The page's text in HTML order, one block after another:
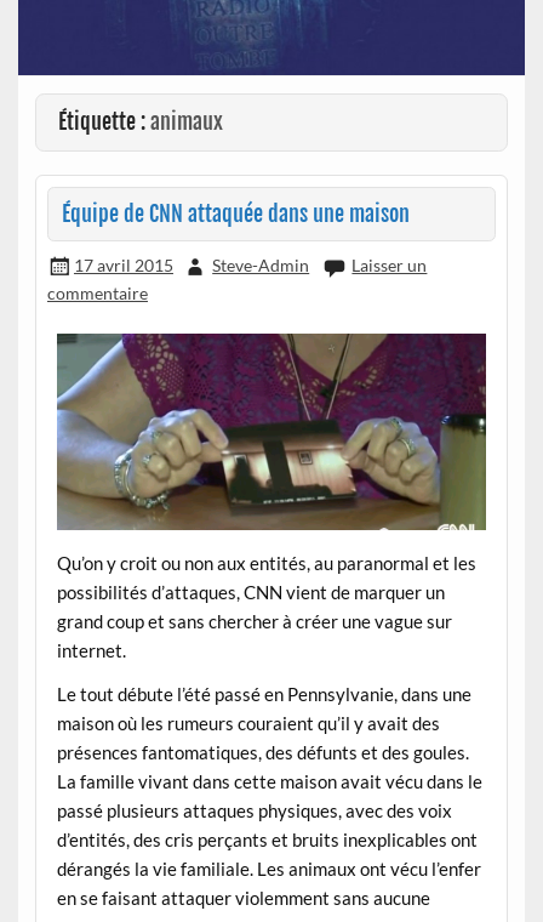
Étiquette :animaux
Équipe de CNN attaquée dans une maison
17 avril 2015 Steve-Admin
Laisser un
commentaire
Qu’on y croit ou non aux entités, au paranormal et les
possibilités d’attaques, CNN vient de marquer un
grand coup et sans chercher à créer une vague sur
internet.
Le tout débute l’été passé en Pennsylvanie, dans une
maison où les rumeurs couraient qu’il y avait des
présences fantomatiques, des défunts et des goules.
La famille vivant dans cette maison avait vécu dans le
passé plusieurs attaques physiques, avec des voix
d’entités, des cris perçants et bruits inexplicables ont
dérangés la vie familiale. Les animaux ont vécu l’enfer
en se faisant attaquer violemment sans aucune